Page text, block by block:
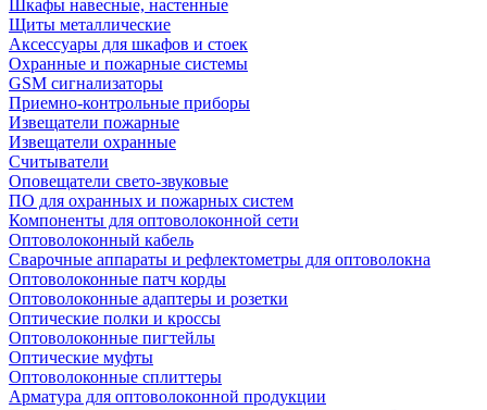
Шкафы навесные, настенные
Щиты металлические
Аксессуары для шкафов и стоек
Охранные и пожарные системы
GSM сигнализаторы
Приемно-контрольные приборы
Извещатели пожарные
Извещатели охранные
Считыватели
Оповещатели свето-звуковые
ПО для охранных и пожарных систем
Компоненты для оптоволоконной сети
Оптоволоконный кабель
Сварочные аппараты и рефлектометры для оптоволокна
Оптоволоконные патч корды
Оптоволоконные адаптеры и розетки
Оптические полки и кроссы
Оптоволоконные пигтейлы
Оптические муфты
Оптоволоконные сплиттеры
Арматура для оптоволоконной продукции